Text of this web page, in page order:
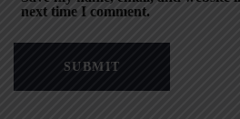
next time I comment.